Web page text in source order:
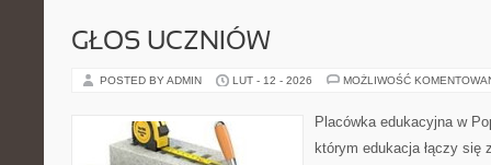
GŁOS UCZNIÓW
POSTED BY ADMIN LUT - 12 - 2026 MOŻLIWOŚĆ
Placówka edukacyjna w
którym edukacja łączy się